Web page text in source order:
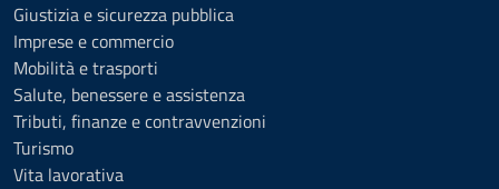
Giustizia e sicurezza pubblica
Imprese e commercio
Mobilità e trasporti
Salute, benessere e assistenza
Tributi, finanze e contravvenzioni
Turismo
Vita lavorativa